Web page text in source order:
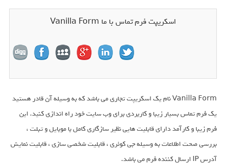
اسکریپت فرم تماس با ما Vanilla Form
Vanilla Form نام یک اسکریپت تجاری می باشد که به وسیله آن قادر هستید
یک فرم تماس بسیار زیبا و کاربردی برای وب سایت خود راه اندازی کنید. این
فرم زیبا و کارآمد دارای قابلیت هایی نظیر سازگاری کامل با موبایل و تبلت ،
بررسی صحت اطلاعات به وسیله جی کوئری ، قابلیت شخصی سازی ، قابلیت نمایش
آدرس IP ارسال کننده فرم می باشد.